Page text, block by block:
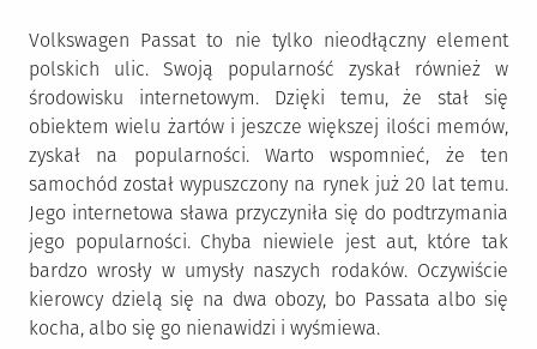
Volkswagen Passat to nie tylko nieodłączny element
polskich ulic. Swoją popularność zyskał również w
środowisku internetowym. Dzięki temu, że stał się
obiektem wielu żartów i jeszcze większej ilości memów,
zyskał na popularności. Warto wspomnieć, że ten
samochód został wypuszczony na rynek już 20 lat temu.
Jego internetowa sława przyczyniła się do podtrzymania
jego popularności. Chyba niewiele jest aut, które tak
bardzo wrosły w umysły naszych rodaków. Oczywiście
kierowcy dzielą się na dwa obozy, bo Passata albo się
kocha, albo się go nienawidzi i wyśmiewa.